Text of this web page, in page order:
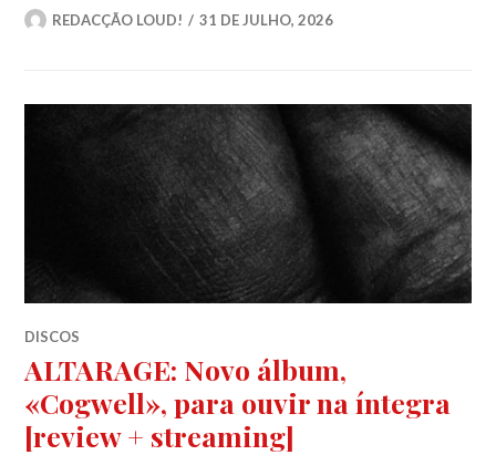
REDACÇÃO LOUD! 31 DE JULHO, 2026
DISCOS
ALTARAGE: Novo álbum,
«Cogwell», para ouvir na íntegra
[review + streaming]